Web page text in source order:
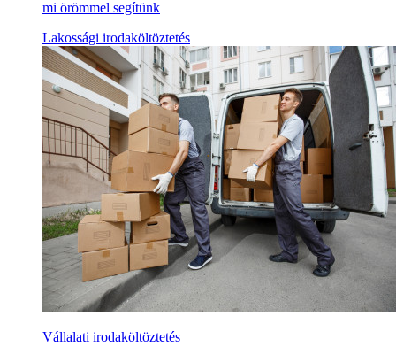
mi örömmel segítünk
Lakossági irodaköltöztetés
Vállalati irodaköltöztetés